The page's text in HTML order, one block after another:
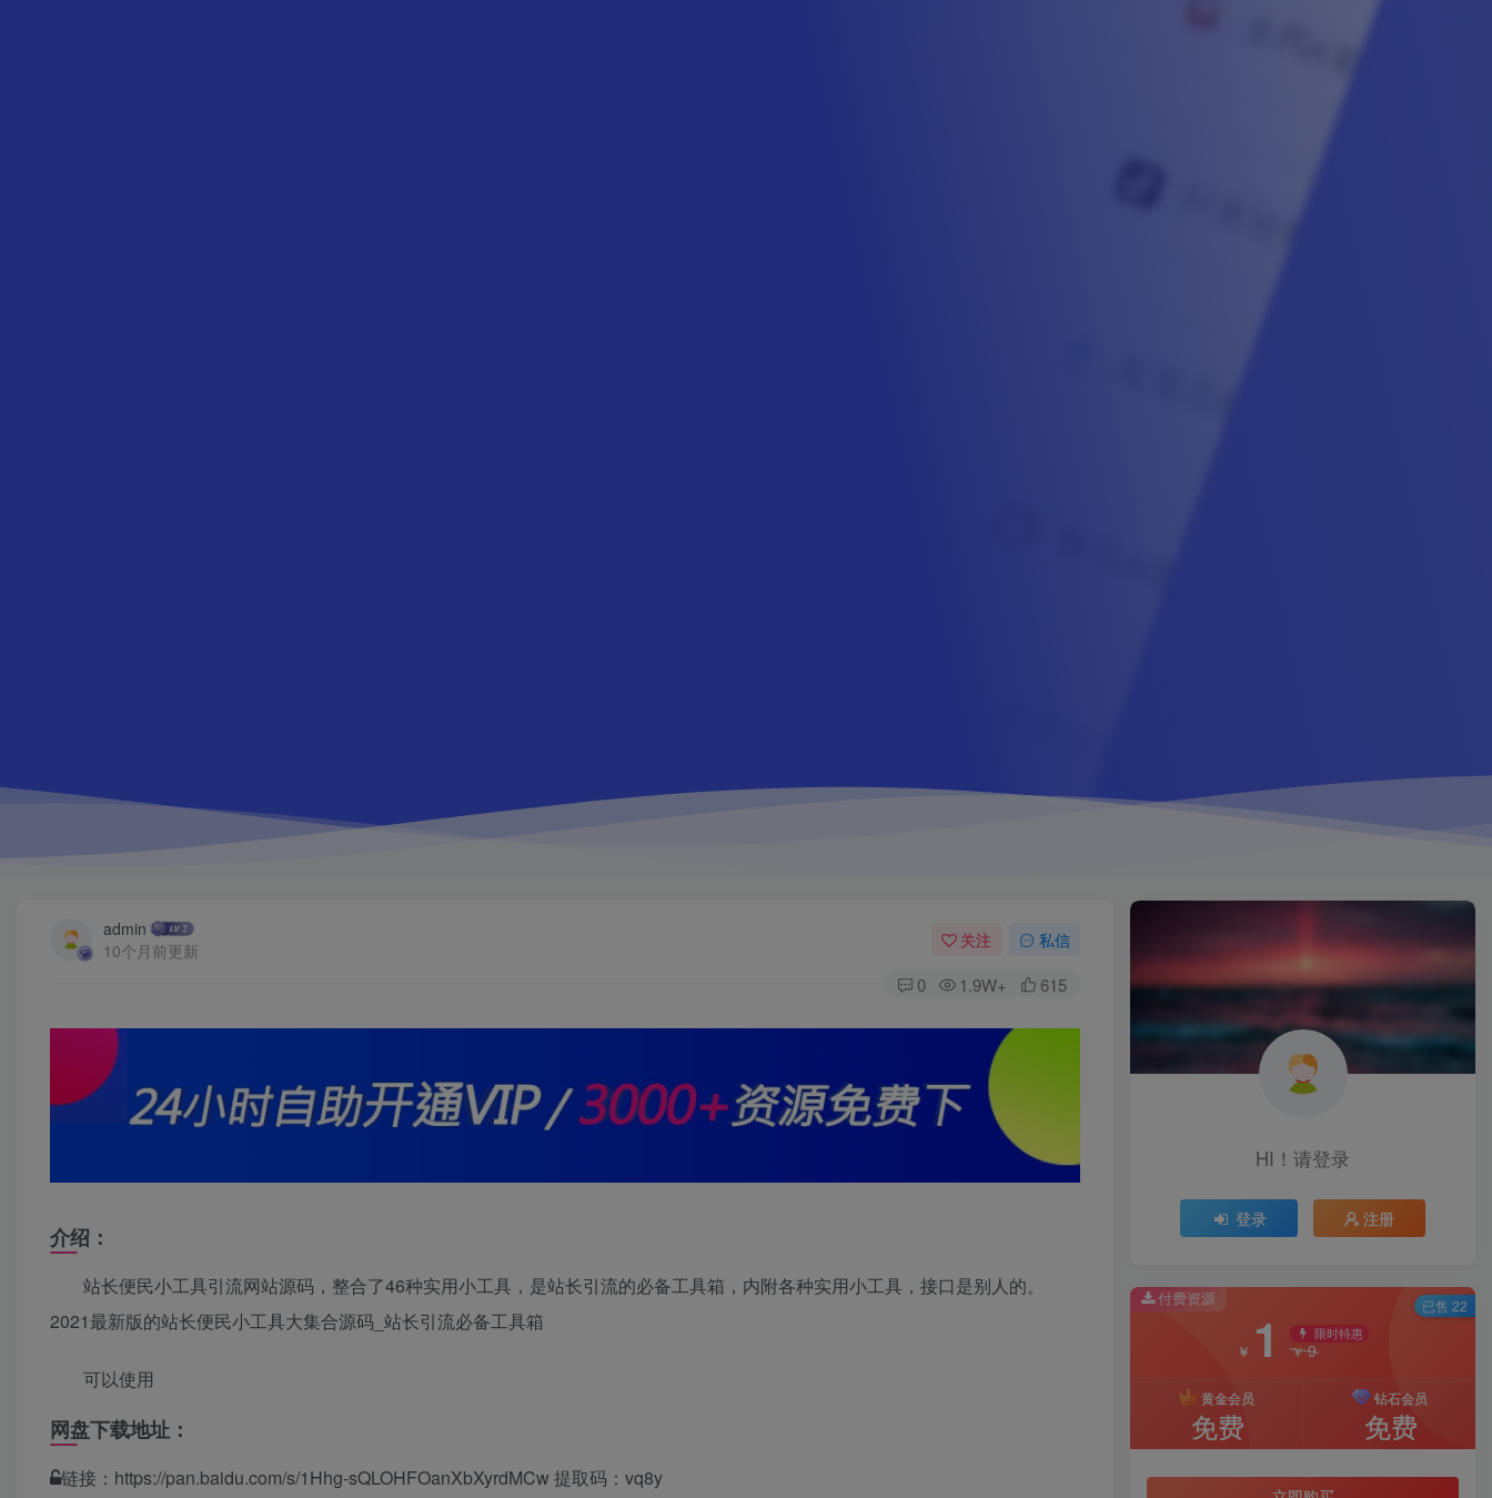
admin
10个月前更新
关注 私信
0 1.9W+ 615
介绍：
站长便民小工具引流网站源码，整合了46种实用小工具，是站长引流的必备工具箱，内附各种实用小工具，接口是别人的。
2021最新版的站长便民小工具大集合源码_站长引流必备工具箱
可以使用
网盘下载地址：
链接：https://pan.baidu.com/s/1Hhg-sQLOHFOanXbXyrdMCw 提取码：vq8y
HI！请登录
登录 注册
付费资源
￥ 1 限时特惠
￥9
黄金会员
免费
钻石会员
免费
已售 22